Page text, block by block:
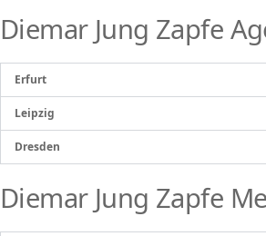
Diemar Jung Zapfe
Erfurt
Leipzig
Dresden
Diemar Jung Zapfe